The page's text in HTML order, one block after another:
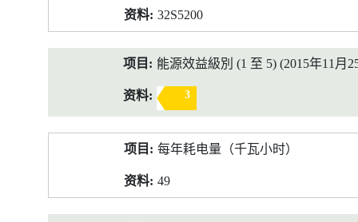
32S5200
能源效益級別 (1 至 5) (2015年11月
3
每年耗电量（千瓦小时）
49